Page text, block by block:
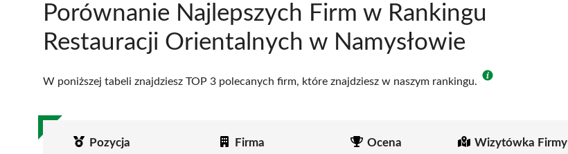
Porównanie Najlepszych Firm w Rankingu
Restauracji Orientalnych w Namysłowie
W poniższej tabeli znajdziesz TOP 3 polecanych firm, które znajdziesz w naszym rankingu.
Pozycja Firma Ocena Wizytówka Firmy